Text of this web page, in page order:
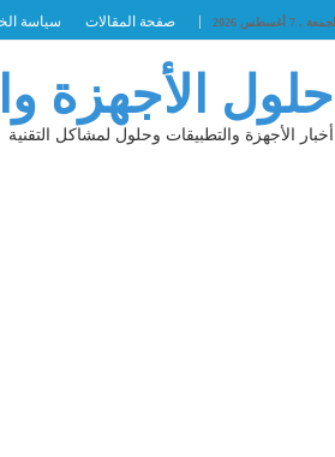
الجمعة , 7 أغسطس 2026 صفحة المقالات سياسة
حلول الأجهزة
أخبار الأجهزة والتطبيقات وحلول لمشاكل التقنية